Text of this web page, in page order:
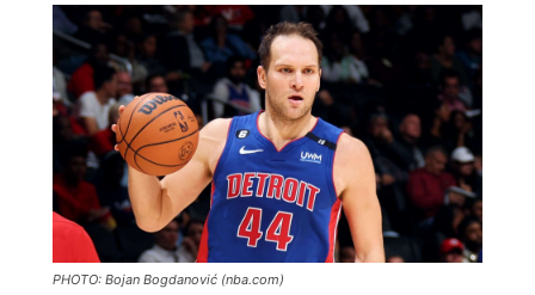
PHOTO: Bojan Bogdanović (nba.com)